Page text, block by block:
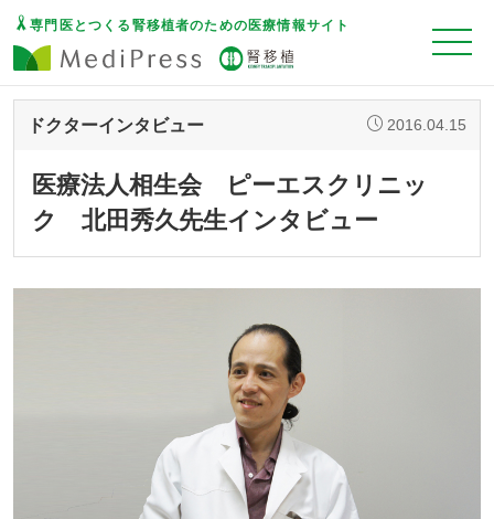
専門医とつくる腎移植者のための医療情報サイト
ドクターインタビュー 2016.04.15
医療法人相生会 ピーエスクリニッ
ク 北田秀久先生インタビュー